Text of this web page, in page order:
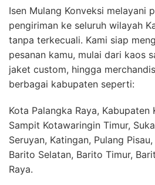
Isen Mulang Konveksi melayani
pengiriman ke seluruh wilayah
tanpa terkecuali. Kami siap
pesanan kamu, mulai dari kaos
jaket custom, hingga
berbagai kabupaten seperti:
Kota Palangka Raya, Kabupaten
Sampit Kotawaringin Timur,
Seruyan, Katingan, Pulang
Barito Selatan, Barito Timur,
Raya.